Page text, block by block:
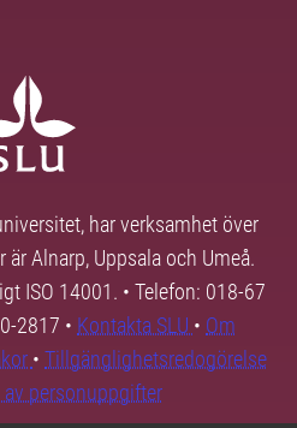
har verksamhet över
är Alnarp, Uppsala och Umeå.
ISO 14001. • Telefon: 018-67
2817 • Kontakta SLU • Om
• Tillgänglighetsredogörelse
personuppgifter